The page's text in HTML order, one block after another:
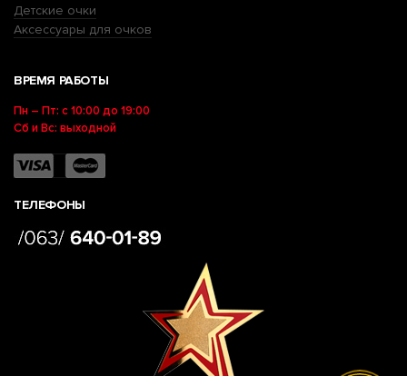
Детские очки
Аксессуары для очков
ВРЕМЯ РАБОТЫ
Пн – Пт: с 10:00 до 19:00
Сб и Вс: выходной
ТЕЛЕФОНЫ